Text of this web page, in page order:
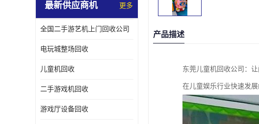
最新供应商机 更多
全国二手游艺机上门回收公司
电玩城整场回收
儿童机回收
二手游戏机回收
游戏厅设备回收
产品描述
东莞儿童机回收公司：
在儿童娱乐行业快速发